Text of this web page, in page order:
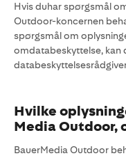
Hvis duhar spørgsmål
Outdoor-koncernen
spørgsmål om
omdatabeskyttelse, kan
Hvilke
Media Outdoor,
BauerMedia Outdoor